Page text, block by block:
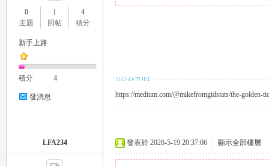
0
主題
1
回帖
4
積分
新手上路
積分 4
發消息 https://medium.com/@mikefromgidstats/the-golden-
LFA234 發表於 2026-5-19 20:37:06 顯示全部樓層